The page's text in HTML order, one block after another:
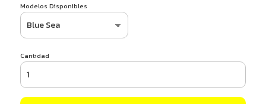
Modelos Disponibles
Cantidad